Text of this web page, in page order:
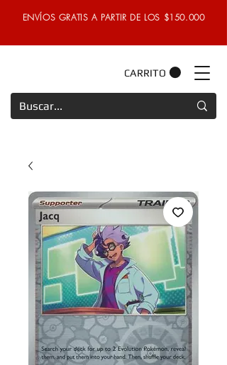
ENVÍOS GRATIS A PARTIR DE LOS $150.000
CARRITO